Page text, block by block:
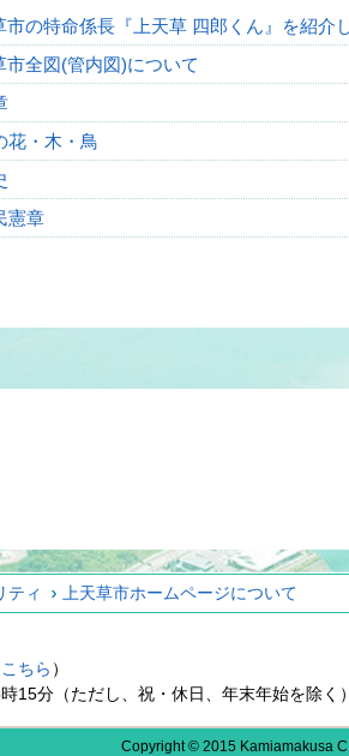
市の特命係長『上天草 四郎くん』を紹介
市全図(管内図)について
花・木・鳥
憲章
ティ 上天草市ホームページについて
ちら ）
分（ただし、祝・休日、年末年始を除く）
Copyright © 2015 Kamiamakusa